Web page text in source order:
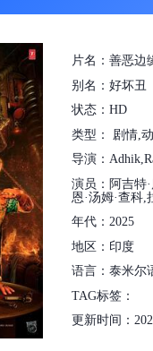
片名：善恶边
别名：好坏丑
状态：HD
类型： 剧情,
导演：
演员：阿吉特
恩·汤姆·查科,
年代：2025
地区：印度
语言：泰米尔
TAG标签：
更新时间：